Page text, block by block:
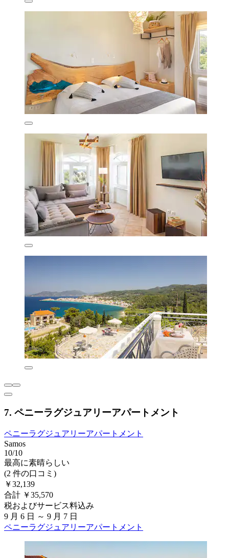
7. ペニーラグジュアリーアパートメント
ペニーラグジュアリーアパートメント
Samos
10/10
最高に素晴らしい
(2 件の口コミ)
￥32,139
合計 ￥35,570
税およびサービス料込み
9 月 6 日 ～ 9 月 7 日
ペニーラグジュアリーアパートメント